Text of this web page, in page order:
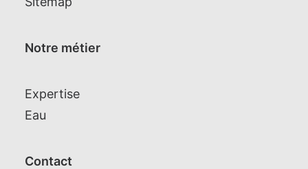
Notre métier
Expertise
Eau
Contact